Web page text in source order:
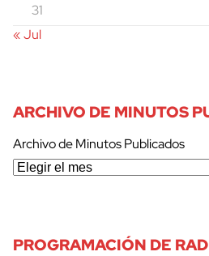
31
« Jul
ARCHIVO DE MINUTOS
Archivo de Minutos Publicados
PROGRAMACIÓN DE